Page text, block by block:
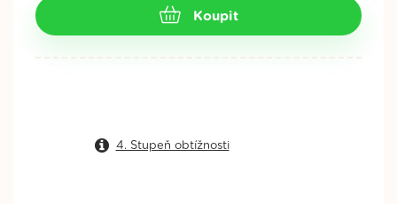
Koupit
4. Stupeň obtížnosti